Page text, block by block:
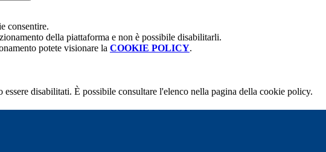
consentire.
della piattaforma e non è possibile disabilitarli.
potete visionare la COOKIE POLICY.
disabilitati. È possibile consultare l'elenco nella pagina della cookie policy.